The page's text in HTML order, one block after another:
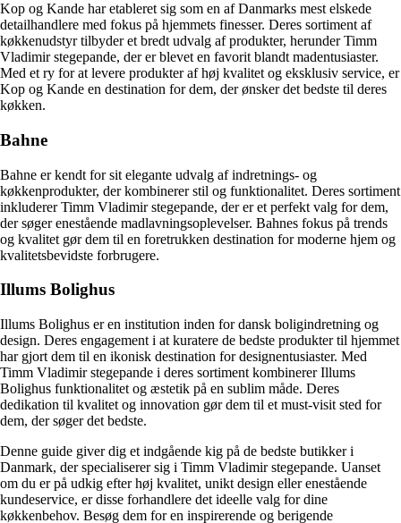
Kop og Kande har etableret sig som en af Danmarks mest elskede
detailhandlere med fokus på hjemmets finesser. Deres sortiment af
køkkenudstyr tilbyder et bredt udvalg af produkter, herunder Timm
Vladimir stegepande, der er blevet en favorit blandt madentusiaster.
Med et ry for at levere produkter af høj kvalitet og eksklusiv service, er
Kop og Kande en destination for dem, der ønsker det bedste til deres
køkken.
Bahne
Bahne er kendt for sit elegante udvalg af indretnings- og
køkkenprodukter, der kombinerer stil og funktionalitet. Deres sortiment
inkluderer Timm Vladimir stegepande, der er et perfekt valg for dem,
der søger enestående madlavningsoplevelser. Bahnes fokus på trends
og kvalitet gør dem til en foretrukken destination for moderne hjem og
kvalitetsbevidste forbrugere.
Illums Bolighus
Illums Bolighus er en institution inden for dansk boligindretning og
design. Deres engagement i at kuratere de bedste produkter til hjemmet
har gjort dem til en ikonisk destination for designentusiaster. Med
Timm Vladimir stegepande i deres sortiment kombinerer Illums
Bolighus funktionalitet og æstetik på en sublim måde. Deres
dedikation til kvalitet og innovation gør dem til et must-visit sted for
dem, der søger det bedste.
Denne guide giver dig et indgående kig på de bedste butikker i
Danmark, der specialiserer sig i Timm Vladimir stegepande. Uanset
om du er på udkig efter høj kvalitet, unikt design eller enestående
kundeservice, er disse forhandlere det ideelle valg for dine
køkkenbehov. Besøg dem for en inspirerende og berigende